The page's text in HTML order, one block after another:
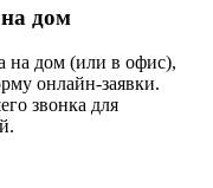
дом
на дом (или в офис),
онлайн-заявки.
звонка для